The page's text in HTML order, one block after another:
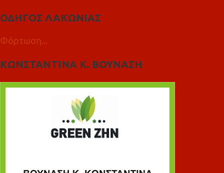
ΟΔΗΓΟΣ ΛΑΚΩΝΙΑΣ
Φόρτωση...
ΚΩΝΣΤΑΝΤΙΝΑ Κ. ΒΟΥΝΑΣΗ